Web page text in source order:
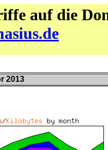
auf die
2013